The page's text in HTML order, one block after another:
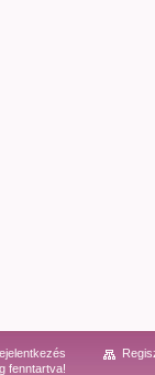
fenntartva!